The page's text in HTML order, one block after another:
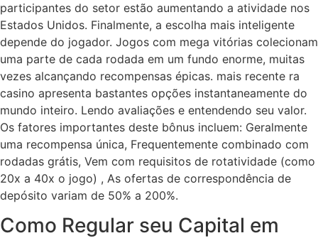
participantes do setor estão aumentando a atividade nos
Estados Unidos. Finalmente, a escolha mais inteligente
depende do jogador. Jogos com mega vitórias colecionam
uma parte de cada rodada em um fundo enorme, muitas
vezes alcançando recompensas épicas. mais recente ra
casino apresenta bastantes opções instantaneamente do
mundo inteiro. Lendo avaliações e entendendo seu valor.
Os fatores importantes deste bônus incluem: Geralmente
uma recompensa única, Frequentemente combinado com
rodadas grátis, Vem com requisitos de rotatividade (como
20x a 40x o jogo) , As ofertas de correspondência de
depósito variam de 50% a 200%.
Como Regular seu Capital em